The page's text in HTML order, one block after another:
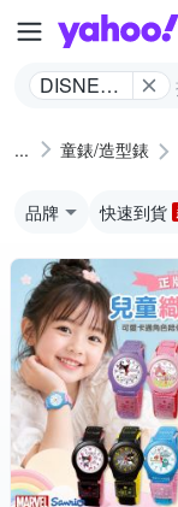
DISNEY
童錶/造型錶
品牌 快速到貨